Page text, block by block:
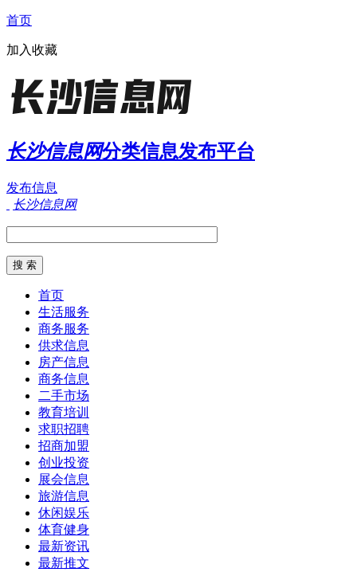
首页
加入收藏
长沙信息网分类信息发布平台
发布信息
长沙信息网
首页
生活服务
商务服务
供求信息
房产信息
商务信息
二手市场
教育培训
求职招聘
招商加盟
创业投资
展会信息
旅游信息
休闲娱乐
体育健身
最新资讯
最新推文